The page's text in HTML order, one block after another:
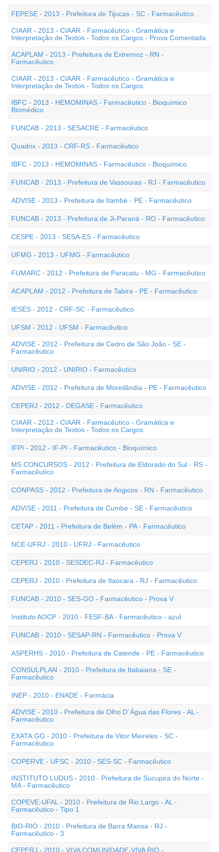
FEPESE - 2013 - Prefeitura de Tijucas - SC - Farmacêutico
CIAAR - 2013 - CIAAR - Farmacêutico - Gramática e
Interpretação de Textos - Todos os Cargos - Prova Comentada
ACAPLAM - 2013 - Prefeitura de Extremoz - RN -
Farmacêutico
CIAAR - 2013 - CIAAR - Farmacêutico - Gramática e
Interpretação de Textos - Todos os Cargos
IBFC - 2013 - HEMOMINAS - Farmacêutico - Bioquímico
Biomédico
FUNCAB - 2013 - SESACRE - Farmacêutico
Quadrix - 2013 - CRF-RS - Farmacêutico
IBFC - 2013 - HEMOMINAS - Farmacêutico - Bioquímico
FUNCAB - 2013 - Prefeitura de Vassouras - RJ - Farmacêutico
ADVISE - 2013 - Prefeitura de Itambé - PE - Farmacêutico
FUNCAB - 2013 - Prefeitura de Ji-Paraná - RO - Farmacêutico
CESPE - 2013 - SESA-ES - Farmacêutico
UFMG - 2013 - UFMG - Farmacêutico
FUMARC - 2012 - Prefeitura de Paracatu - MG - Farmacêutico
ACAPLAM - 2012 - Prefeitura de Tabira - PE - Farmacêutico
IESES - 2012 - CRF-SC - Farmacêutico
UFSM - 2012 - UFSM - Farmacêutico
ADVISE - 2012 - Prefeitura de Cedro de São João - SE -
Farmacêutico
UNIRIO - 2012 - UNIRIO - Farmacêutico
ADVISE - 2012 - Prefeitura de Moreilândia - PE - Farmacêutico
CEPERJ - 2012 - DEGASE - Farmacêutico
CIAAR - 2012 - CIAAR - Farmacêutico - Gramática e
Interpretação de Textos - Todos os Cargos
IFPI - 2012 - IF-PI - Farmacêutico - Bioquímico
MS CONCURSOS - 2012 - Prefeitura de Eldorado do Sul - RS -
Farmacêutico
CONPASS - 2012 - Prefeitura de Angicos - RN - Farmacêutico
ADVISE - 2011 - Prefeitura de Cumbe - SE - Farmacêutico
CETAP - 2011 - Prefeitura de Belém - PA - Farmacêutico
NCE-UFRJ - 2010 - UFRJ - Farmacêutico
CEPERJ - 2010 - SESDEC-RJ - Farmacêutico
CEPERJ - 2010 - Prefeitura de Itaocara - RJ - Farmacêutico
FUNCAB - 2010 - SES-GO - Farmacêutico - Prova V
Instituto AOCP - 2010 - FESF-BA - Farmacêutico - azul
FUNCAB - 2010 - SESAP-RN - Farmacêutico - Prova V
ASPERHS - 2010 - Prefeitura de Catende - PE - Farmacêutico
CONSULPLAN - 2010 - Prefeitura de Itabaiana - SE -
Farmacêutico
INEP - 2010 - ENADE - Farmácia
ADVISE - 2010 - Prefeitura de Olho D`Água das Flores - AL -
Farmacêutico
EXATA.GG - 2010 - Prefeitura de Vitor Meireles - SC -
Farmacêutico
COPERVE - UFSC - 2010 - SES-SC - Farmacêutico
INSTITUTO LUDUS - 2010 - Prefeitura de Sucupira do Norte -
MA - Farmacêutico
COPEVE-UFAL - 2010 - Prefeitura de Rio Largo - AL -
Farmacêutico - Tipo 1
BIO-RIO - 2010 - Prefeitura de Barra Mansa - RJ -
Farmacêutico - 3
CEPERJ - 2010 - VIVA COMUNIDADE-VIVA RIO -